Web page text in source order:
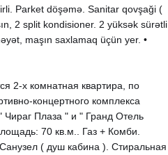
Parket döşəmə. Sanitar qovşaği (
2 split kondisioner. 2 yüksək sürətli
maşın saxlamaq üçün yer. •
2-х комнатная квартира, по
концертного комплекса
Плаза " и " Гранд Отель
70 кв.м.. Газ + Комби.
( душ кабина ). Cтиральная